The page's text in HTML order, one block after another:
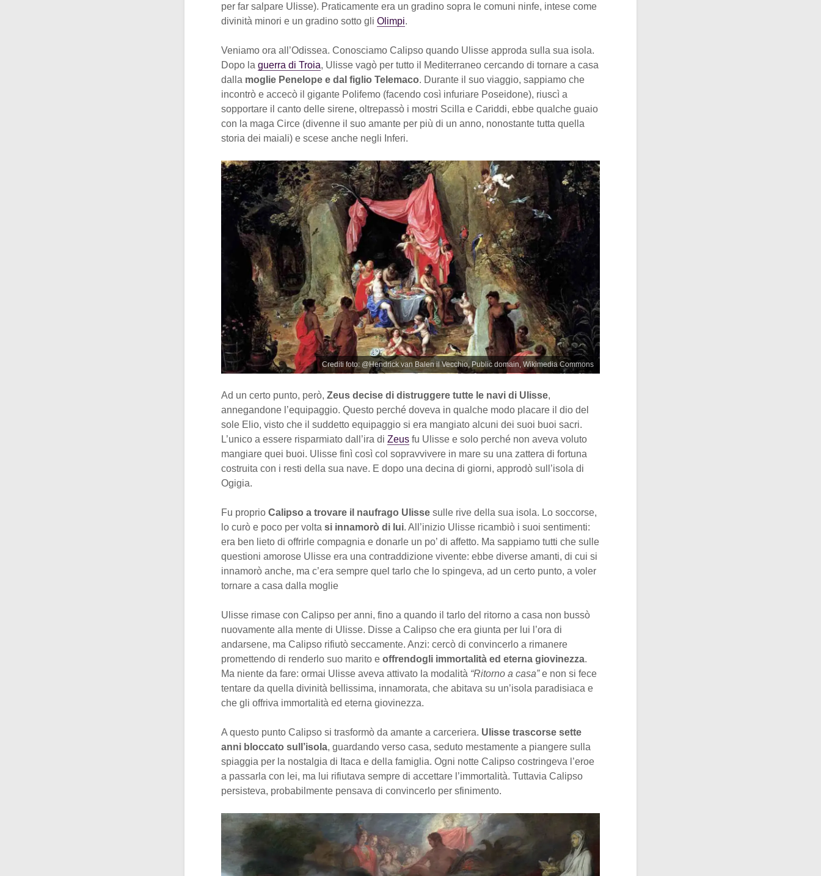
per far salpare Ulisse). Praticamente era un gradino sopra le comuni ninfe, intese come
divinità minori e un gradino sotto gli Olimpi.
Veniamo ora all’Odissea. Conosciamo Calipso quando Ulisse approda sulla sua isola.
Dopo la guerra di Troia, Ulisse vagò per tutto il Mediterraneo cercando di tornare a casa
dalla moglie Penelope e dal figlio Telemaco. Durante il suo viaggio, sappiamo che
incontrò e accecò il gigante Polifemo (facendo così infuriare Poseidone), riuscì a
sopportare il canto delle sirene, oltrepassò i mostri Scilla e Cariddi, ebbe qualche guaio
con la maga Circe (divenne il suo amante per più di un anno, nonostante tutta quella
storia dei maiali) e scese anche negli Inferi.
Crediti foto: @Hendrick van Balen il Vecchio, Public domain, Wikimedia Commons
Ad un certo punto, però, Zeus decise di distruggere tutte le navi di Ulisse,
annegandone l’equipaggio. Questo perché doveva in qualche modo placare il dio del
sole Elio, visto che il suddetto equipaggio si era mangiato alcuni dei suoi buoi sacri.
L’unico a essere risparmiato dall’ira di Zeus fu Ulisse e solo perché non aveva voluto
mangiare quei buoi. Ulisse finì così col sopravvivere in mare su una zattera di fortuna
costruita con i resti della sua nave. E dopo una decina di giorni, approdò sull’isola di
Ogigia.
Fu proprio Calipso a trovare il naufrago Ulisse sulle rive della sua isola. Lo soccorse,
lo curò e poco per volta si innamorò di lui. All’inizio Ulisse ricambiò i suoi sentimenti:
era ben lieto di offrirle compagnia e donarle un po’ di affetto. Ma sappiamo tutti che sulle
questioni amorose Ulisse era una contraddizione vivente: ebbe diverse amanti, di cui si
innamorò anche, ma c’era sempre quel tarlo che lo spingeva, ad un certo punto, a voler
tornare a casa dalla moglie
Ulisse rimase con Calipso per anni, fino a quando il tarlo del ritorno a casa non bussò
nuovamente alla mente di Ulisse. Disse a Calipso che era giunta per lui l’ora di
andarsene, ma Calipso rifiutò seccamente. Anzi: cercò di convincerlo a rimanere
promettendo di renderlo suo marito e offrendogli immortalità ed eterna giovinezza.
Ma niente da fare: ormai Ulisse aveva attivato la modalità “Ritorno a casa”e non si fece
tentare da quella divinità bellissima, innamorata, che abitava su un’isola paradisiaca e
che gli offriva immortalità ed eterna giovinezza.
A questo punto Calipso si trasformò da amante a carceriera. Ulisse trascorse sette
anni bloccato sull’isola, guardando verso casa, seduto mestamente a piangere sulla
spiaggia per la nostalgia di Itaca e della famiglia. Ogni notte Calipso costringeva l’eroe
a passarla con lei, ma lui rifiutava sempre di accettare l’immortalità. Tuttavia Calipso
persisteva, probabilmente pensava di convincerlo per sfinimento.